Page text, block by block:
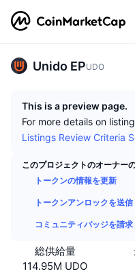
Unido EPUDO
This is a preview page.
For more details on
Listings Review Criteria
このプロジェクトのオーナー
トークンの情報を更新
トークンアンロックを送信
コミュニティバッジを請求
総供給量
114.95M UDO